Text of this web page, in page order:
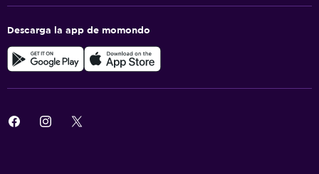
Descarga la app de momondo